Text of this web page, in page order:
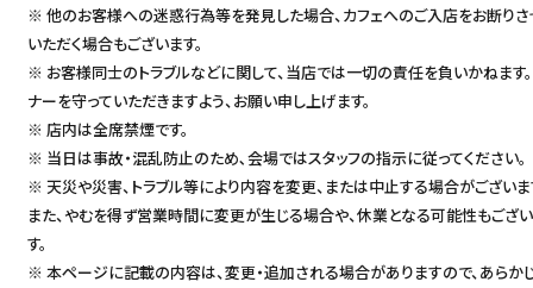
※ 他のお客様への迷惑行為等を発見した場合、カフェへのご入店をお断り
いただく場合もございます。
※ お客様同士のトラブルなどに関して、当店では一切の責任を負いかねます
ナーを守っていただきますよう、お願い申し上げます。
※ 店内は全席禁煙です。
※ 当日は事故・混乱防止のため､会場ではスタッフの指示に従ってください。
※ 天災や災害、トラブル等により内容を変更、または中止する場合がございま
また、やむを得ず営業時間に変更が生じる場合や、休業となる可能性もござ
す。
※ 本ページに記載の内容は、変更・追加される場合がありますので、あらか